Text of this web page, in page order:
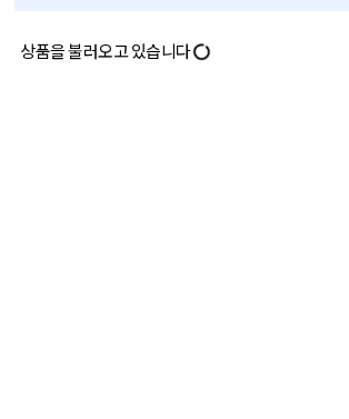
상품을 불러오고 있습니다